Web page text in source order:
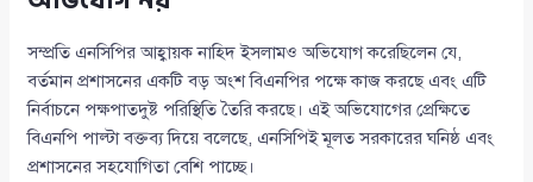
সম্প্রতি এনসিপির আহ্বায়ক নাহিদ ইসলামও অভিযোগ করেছিলেন যে,
বর্তমান প্রশাসনের একটি বড় অংশ বিএনপির পক্ষে কাজ করছে এবং এটি
নির্বাচনে পক্ষপাতদুষ্ট পরিস্থিতি তৈরি করছে। এই অভিযোগের প্রেক্ষিতে
বিএনপি পাল্টা বক্তব্য দিয়ে বলেছে, এনসিপিই মূলত সরকারের ঘনিষ্ঠ এবং
প্রশাসনের সহযোগিতা বেশি পাচ্ছে।